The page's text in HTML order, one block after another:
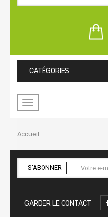
CATÉGORIES
Basculer
Accueil
S'ABONNER
GARDER LE CONTACT